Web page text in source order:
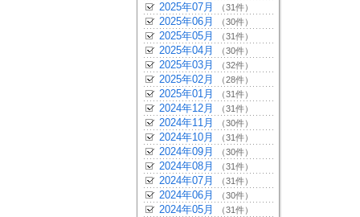
2025年07月 （31件）
2025年06月 （30件）
2025年05月 （31件）
2025年04月 （30件）
2025年03月 （32件）
2025年02月 （28件）
2025年01月 （31件）
2024年12月 （31件）
2024年11月 （30件）
2024年10月 （31件）
2024年09月 （30件）
2024年08月 （31件）
2024年07月 （31件）
2024年06月 （30件）
2024年05月 （31件）